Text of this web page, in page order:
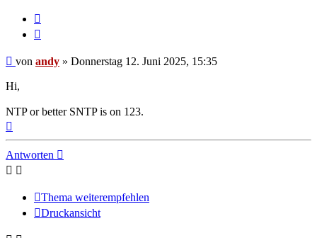
Beitrag
von andy » Donnerstag 12. Juni 2025, 15:35
Hi,
NTP or better SNTP is on 123.
Antworten
Thema weiterempfehlen
Druckansicht